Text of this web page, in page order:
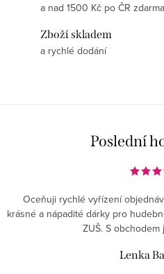
a nad 1500 Kč po ČR zdarma
Zboží skladem
a rychlé dodání
Poslední
Oceňuji rychlé vyřízení
krásné a nápadité dárky pro
ZUŠ. S
Lenka